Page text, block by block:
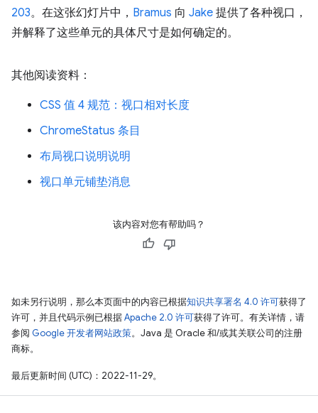
203。在这张幻灯片中， Bramus 向 Jake 提供了各种视口，
并解释了这些单元的具体尺寸是如何确定的。
其他阅读资料：
CSS 值 4 规范：视口相对长度
ChromeStatus 条目
布局视口说明说明
视口单元铺垫消息
该内容对您有帮助吗？
如未另行说明，那么本页面中的内容已根据知识共享署名 4.0 许可获得了
许可，并且代码示例已根据Apache 2.0 许可获得了许可。有关详情，请
参阅 Google 开发者网站政策。Java 是 Oracle 和/或其关联公司的注册
商标。
最后更新时间 (UTC)：2022-11-29。